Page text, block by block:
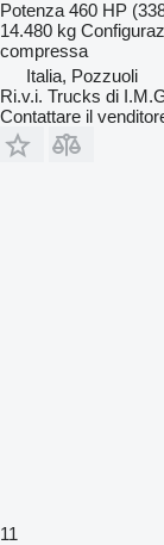
Potenza 460 HP
14.480 kg
compressa
Italia, Pozzuoli
Ri.v.i. Trucks di
Contattare il
11